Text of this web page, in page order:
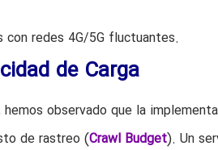
con redes 4G/5G fluctuantes.
de Carga
observado que la
de rastreo (Crawl Budget). Un